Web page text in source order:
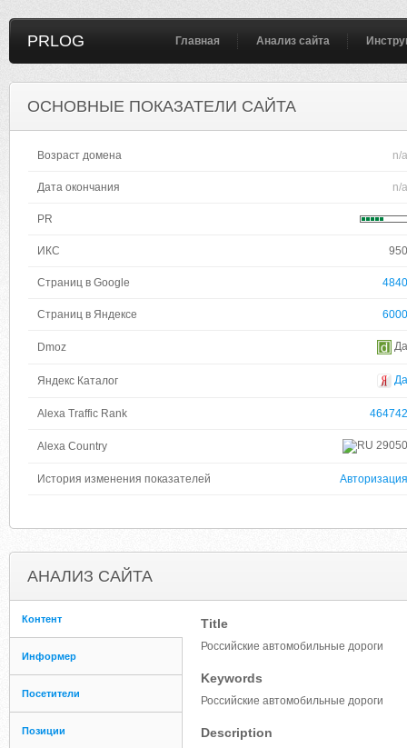
PRLOG Главная Анализ сайта
ОСНОВНЫЕ ПОКАЗАТЕЛИ САЙТА
Возраст домена n/a
Дата окончания n/a
PR
ИКС 950
Страниц в Google 4840
Страниц в Яндексе 6000
Dmoz Да
Яндекс Каталог Да
Alexa Traffic Rank 464742
Alexa Country 29050
История изменения показателей Авторизация
АНАЛИЗ САЙТА
Контент
Информер
Посетители
Позиции
Title
Российские автомобильные дороги
Keywords
Российские автомобильные дороги
Description